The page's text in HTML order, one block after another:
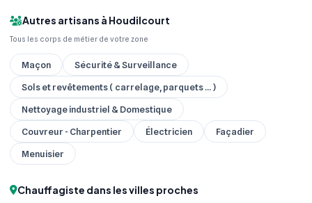
Autres artisans à Houdilcourt
Tous les corps de métier de votre zone
Maçon
Sécurité & Surveillance
Sols et revêtements ( carrelage, parquets ... )
Nettoyage industriel & Domestique
Couvreur - Charpentier
Électricien
Façadier
Menuisier
Chauffagiste dans les villes proches